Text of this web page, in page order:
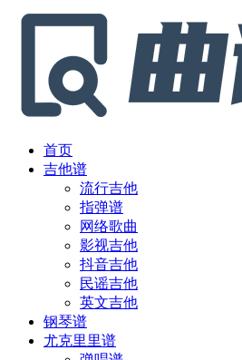
首页
吉他谱
流行吉他
指弹谱
网络歌曲
影视吉他
抖音吉他
民谣吉他
英文吉他
钢琴谱
尤克里里谱